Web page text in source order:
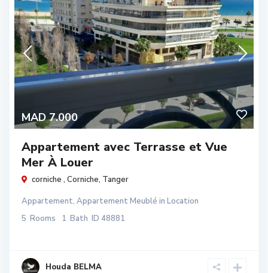
MAD 7.000
Appartement avec Terrasse et Vue
Mer À Louer
corniche , Corniche, Tanger
Appartement, Appartement Meublé in Location
5 Rooms 1 Bath ID 48881
Houda BELMA